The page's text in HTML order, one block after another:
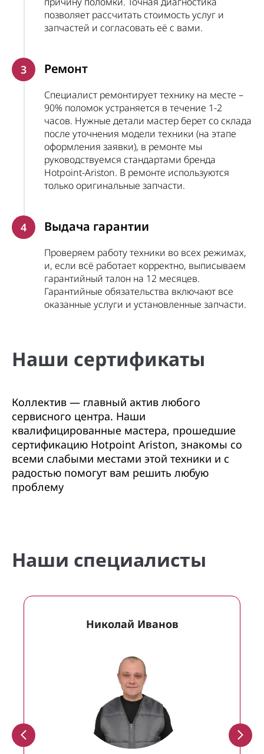
позволяет рассчитать стоимость услуг и
запчастей и согласовать её с вами.
3 Ремонт
Специалист ремонтирует технику на месте –
90% поломок устраняется в течение 1-2
часов. Нужные детали мастер берет со склада
после уточнения модели техники (на этапе
оформления заявки), в ремонте мы
руководствуемся стандартами бренда
Hotpoint-Ariston. В ремонте используются
только оригинальные запчасти.
4 Выдача гарантии
Проверяем работу техники во всех режимах,
и, если всё работает корректно, выписываем
гарантийный талон на 12 месяцев.
Гарантийные обязательства включают все
оказанные услуги и установленные запчасти.
Наши сертификаты
Коллектив — главный актив любого
сервисного центра. Наши
квалифицированные мастера, прошедшие
сертификацию Hotpoint Ariston, знакомы со
всеми слабыми местами этой техники и с
радостью помогут вам решить любую
проблему
Наши специалисты
Николай Иванов